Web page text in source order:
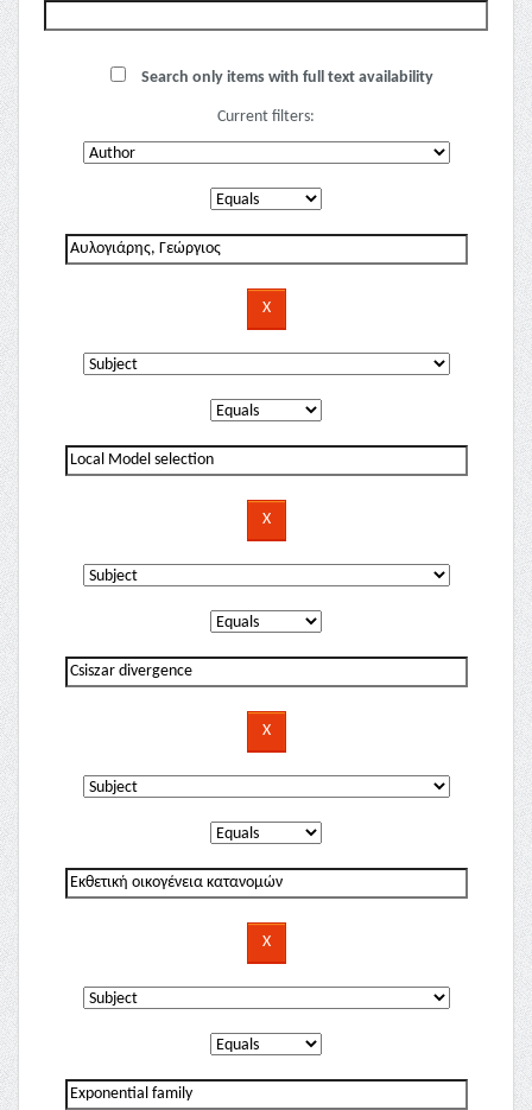
Search only items with full text availability
Current filters: